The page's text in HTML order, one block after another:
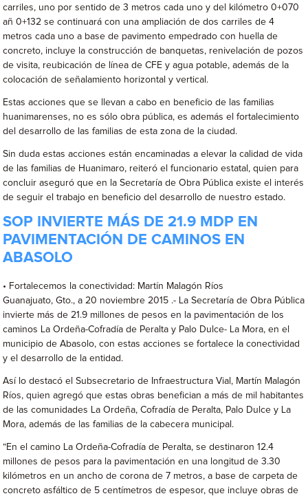
carriles, uno por sentido de 3 metros cada uno y del kilómetro 0+070
añ 0+132 se continuará con una ampliación de dos carriles de 4
metros cada uno a base de pavimento empedrado con huella de
concreto, incluye la construcción de banquetas, renivelación de pozos
de visita, reubicación de línea de CFE y agua potable, además de la
colocación de señalamiento horizontal y vertical.
Estas acciones que se llevan a cabo en beneficio de las familias
huanimarenses, no es sólo obra pública, es además el fortalecimiento
del desarrollo de las familias de esta zona de la ciudad.
Sin duda estas acciones están encaminadas a elevar la calidad de vida
de las familias de Huanimaro, reiteró el funcionario estatal, quien para
concluir aseguró que en la Secretaría de Obra Pública existe el interés
de seguir el trabajo en beneficio del desarrollo de nuestro estado.
SOP INVIERTE MÁS DE 21.9 MDP EN
PAVIMENTACIÓN DE CAMINOS EN
ABASOLO
• Fortalecemos la conectividad: Martín Malagón Ríos
Guanajuato, Gto., a 20 noviembre 2015 .- La Secretaría de Obra Pública
invierte más de 21.9 millones de pesos en la pavimentación de los
caminos La Ordeña-Cofradía de Peralta y Palo Dulce- La Mora, en el
municipio de Abasolo, con estas acciones se fortalece la conectividad
y el desarrollo de la entidad.
Así lo destacó el Subsecretario de Infraestructura Vial, Martín Malagón
Ríos, quien agregó que estas obras benefician a más de mil habitantes
de las comunidades La Ordeña, Cofradía de Peralta, Palo Dulce y La
Mora, además de las familias de la cabecera municipal.
“En el camino La Ordeña-Cofradía de Peralta, se destinaron 12.4
millones de pesos para la pavimentación en una longitud de 3.30
kilómetros en un ancho de corona de 7 metros, a base de carpeta de
concreto asfáltico de 5 centímetros de espesor, que incluye obras de